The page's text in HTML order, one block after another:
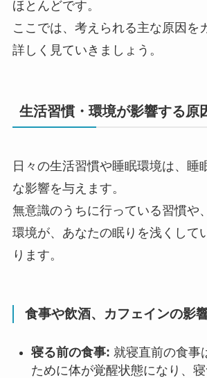
ほとんどです。
ここでは、考えられる主な原因を
詳しく見ていきましょう。
生活習慣・環境が影響する原
日々の生活習慣や睡眠環境は、睡
な影響を与えます。
無意識のうちに行っている習慣や
環境が、あなたの眠りを浅くして
ります。
食事や飲酒、カフェインの影
寝る前の食事: 就寝直前の食事
ために体が覚醒状態になり、